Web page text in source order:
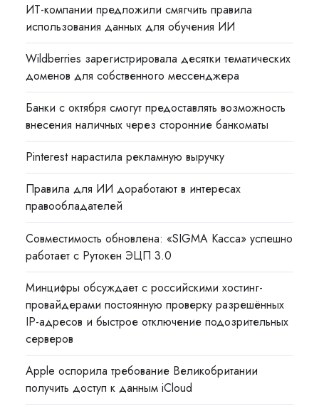
ИТ-компании предложили смягчить правила
использования данных для обучения ИИ
Wildberries зарегистрировала десятки тематических
доменов для собственного мессенджера
Банки с октября смогут предоставлять возможность
внесения наличных через сторонние банкоматы
Pinterest нарастила рекламную выручку
Правила для ИИ доработают в интересах
правообладателей
Совместимость обновлена: «SIGMA Касса» успешно
работает с Рутокен ЭЦП 3.0
Минцифры обсуждает с российскими хостинг-
провайдерами постоянную проверку разрешённых
IP-адресов и быстрое отключение подозрительных
серверов
Apple оспорила требование Великобритании
получить доступ к данным iCloud